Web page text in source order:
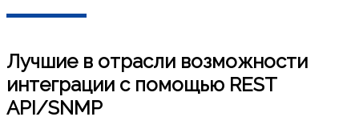
Лучшие в отрасли возможности
интеграции с помощью REST
API/SNMP